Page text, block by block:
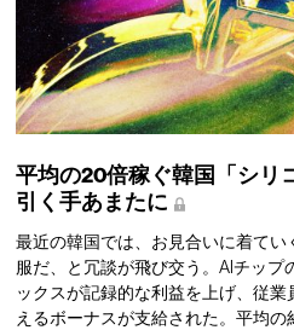
平均の20倍稼ぐ韓国「シリ
引く手あまたに
最近の韓国では、お見合いに着てい
服だ、と冗談が飛び交う。AIチップ
ックスが記録的な利益を上げ、従
えるボーナスが支給された。平均